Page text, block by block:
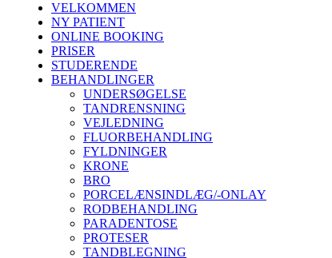
VELKOMMEN
NY PATIENT
ONLINE BOOKING
PRISER
STUDERENDE
BEHANDLINGER
UNDERSØGELSE
TANDRENSNING
VEJLEDNING
FLUORBEHANDLING
FYLDNINGER
KRONE
BRO
PORCELÆNSINDLÆG/-ONLAY
RODBEHANDLING
PARADENTOSE
PROTESER
TANDBLEGNING